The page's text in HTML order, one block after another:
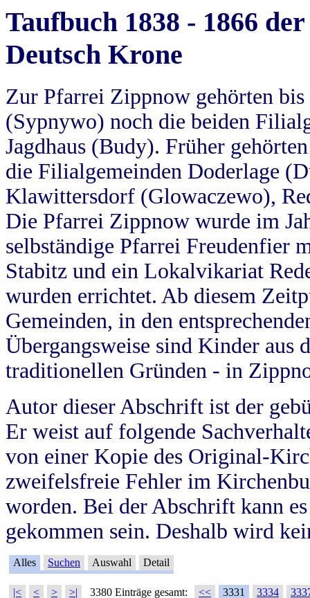
Taufbuch 1838 - 1866
Deutsch Krone
Zur Pfarrei Zippnow gehörten
(Sypnywo) noch die beiden
Jagdhaus (Budy). Früher
die Filialgemeinden Doderlage
Klawittersdorf (Glowaczewo),
Die Pfarrei Zippnow wurde im
selbständige Pfarrei Freudenfier
Stabitz und ein Lokalvikariat
wurden errichtet. Ab diesem
Gemeinden, in den
Übergangsweise sind Kinder aus
traditionellen Gründen - in
Autor dieser Abschrift ist der
Er weist auf folgende
von einer Kopie des Original-
zweifelsfreie Fehler im
worden. Bei der Abschrift kann
gekommen sein. Deshalb wird
Alles Suchen Auswahl Detail
|< < > >| 3380 Einträge gesamt: << 3331 3334